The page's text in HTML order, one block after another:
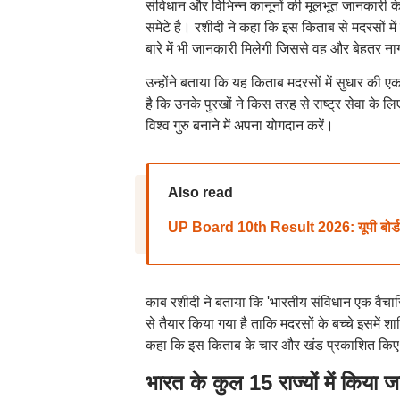
संविधान और विभिन्न कानूनों की मूलभूत
समेटे है। रशीदी ने कहा कि इस किताब से मदरसों
बारे में भी जानकारी मिलेगी जिससे वह और बेहतर
उन्होंने बताया कि यह किताब मदरसों में सुधार की
है कि उनके पुरखों ने किस तरह से राष्ट्र सेवा के
विश्व गुरु बनाने में अपना योगदान करें।
Also read
UP Board 10th Result 2026: यूपी बोर्ड
काब रशीदी ने बताया कि 'भारतीय संविधान एक
से तैयार किया गया है ताकि मदरसों के बच्चे इसमें
कहा कि इस किताब के चार और खंड प्रकाशित
भारत के कुल 15 राज्यों में किया